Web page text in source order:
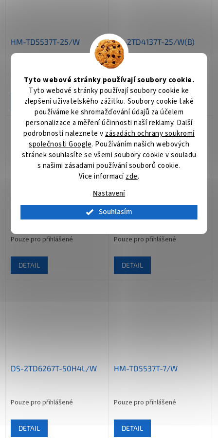
Tyto webové stránky používají soubory cookie.
Tyto webové stránky používají soubory cookie ke
zlepšení uživatelského zážitku. Soubory cookie také
používáme ke shromažďování údajů za účelem
personalizace a měření účinnosti naší reklamy. Další
podrobnosti naleznete v zásadách ochrany soukromí
společnosti Google. Používáním našich webových
stránek souhlasíte se všemi soubory cookie v souladu
s našimi zásadami používání souborů cookie.
Více informacízde.
Nastavení
Souhlasím
HM-TD5537T-25/W
Pouze pro přihlášené
DETAIL
DS-2TD4137T-25/W(B)
Pouze pro přihlášené
DETAIL
HM-TD5537T-15/W
Pouze pro přihlášené
DETAIL
DS-2TD4137T-9/W(B)
Pouze pro přihlášené
DETAIL
DS-2TD6267T-50H4L/W
Pouze pro přihlášené
DETAIL
HM-TD5537T-7/W
Pouze pro přihlášené
DETAIL